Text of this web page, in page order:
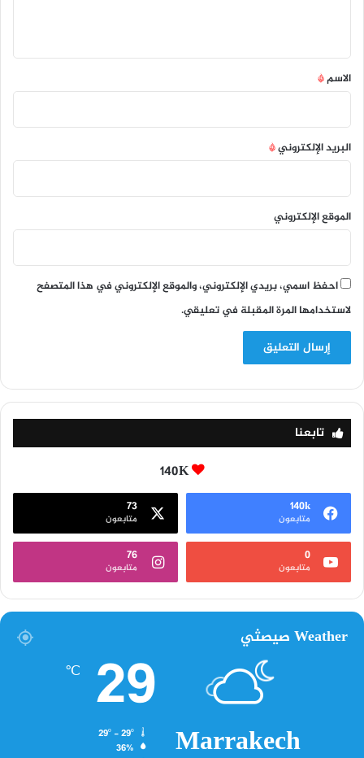
*
الاسم*
البريد الإلكتروني*
الموقع الإلكتروني
احفظ اسمي، بريدي الإلكتروني، والموقع الإلكتروني في هذا المتصفح
لاستخدامها المرة المقبلة في تعليقي.
تابعنا
140K
140k
متابعون
73
متابعون
0
متابعون
76
متابعون
Weather صيصثي
Marrakech
29
℃
36%